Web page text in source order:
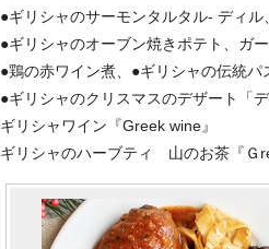
●ギリシャのサーモンタルタル- ディ
●ギリシャのオーブン焼きポテト、ガ
●鶏の赤ワイン煮、●ギリシャの伝統
●ギリシャのクリスマスのデザート「
ギリシャワイン『Greek wine』
ギリシャのハーブティ 山のお茶『